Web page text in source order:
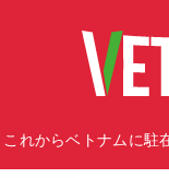
これからベトナムに駐